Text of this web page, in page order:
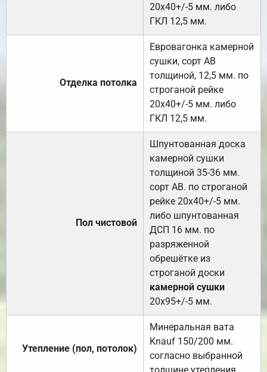
20х40+/-5 мм. либо
ГКЛ 12,5 мм.
Отделка потолка
Евровагонка камерной
сушки, сорт АВ
толщиной, 12,5 мм. по
строганой рейке
20х40+/-5 мм. либо
ГКЛ 12,5 мм.
Пол чистовой
Шпунтованная доска
камерной сушки
толщиной 35-36 мм.
сорт АВ. по строганой
рейке 20х40+/-5 мм.
либо шпунтованная
ДСП 16 мм. по
разряженной
обрешётке из
строганой доски
камерной сушки
20х95+/-5 мм.
Утепление (пол, потолок)
Минеральная вата
Knauf 150/200 мм.
согласно выбранной
толщине утепления.